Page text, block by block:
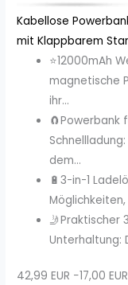
Kabellose
mit Klappbarem
⭐12000mAh
magnetische
ihr...
🧲Powerbank
dem...
🔋3-in-1
🤳Praktischer
Unterhaltung:
42,99 EUR −17,00 EUR